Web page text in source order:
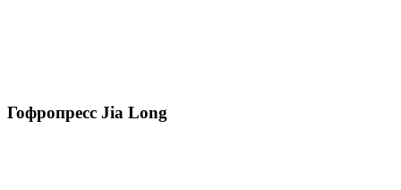
Гофропресс Jia Long